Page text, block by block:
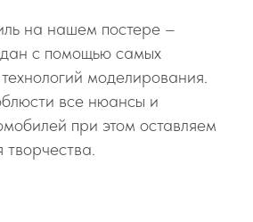
на нашем постере –
с помощью самых
моделирования.
все нюансы и
при этом оставляем
творчества.